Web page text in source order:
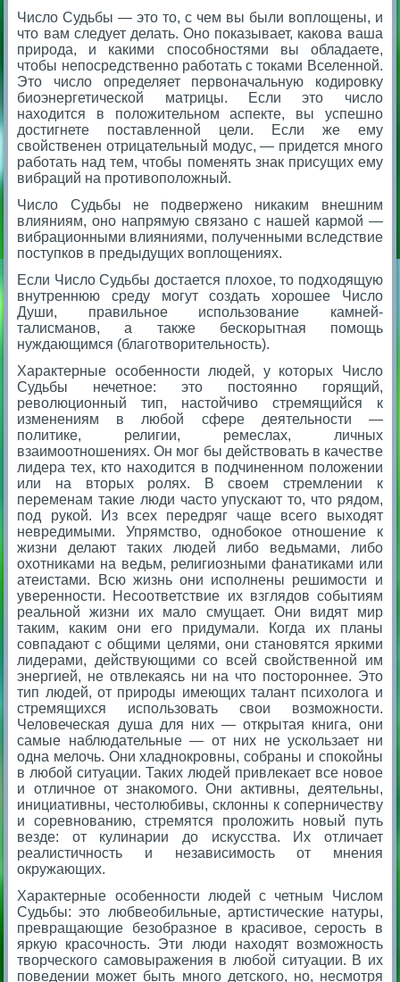
Число Судьбы — это то, с чем вы были воплощены, и
что вам следует делать. Оно показывает, какова ваша
природа, и какими способностями вы обладаете,
чтобы непосредственно работать с токами Вселенной.
Это число определяет первоначальную кодировку
биоэнергетической матрицы. Если это число
находится в положительном аспекте, вы успешно
достигнете поставленной цели. Если же ему
свойственен отрицательный модус, — придется много
работать над тем, чтобы поменять знак присущих ему
вибраций на противоположный.
Число Судьбы не подвержено никаким внешним
влияниям, оно напрямую связано с нашей кармой —
вибрационными влияниями, полученными вследствие
поступков в предыдущих воплощениях.
Если Число Судьбы достается плохое, то подходящую
внутреннюю среду могут создать хорошее Число
Души, правильное использование камней-
талисманов, а также бескорытная помощь
нуждающимся (благотворительность).
Характерные особенности людей, у которых Число
Судьбы нечетное: это постоянно горящий,
революционный тип, настойчиво стремящийся к
изменениям в любой сфере деятельности —
политике, религии, ремеслах, личных
взаимоотношениях. Он мог бы действовать в качестве
лидера тех, кто находится в подчиненном положении
или на вторых ролях. В своем стремлении к
переменам такие люди часто упускают то, что рядом,
под рукой. Из всех передряг чаще всего выходят
невредимыми. Упрямство, однобокое отношение к
жизни делают таких людей либо ведьмами, либо
охотниками на ведьм, религиозными фанатиками или
атеистами. Всю жизнь они исполнены решимости и
уверенности. Несоответствие их взглядов событиям
реальной жизни их мало смущает. Они видят мир
таким, каким они его придумали. Когда их планы
совпадают с общими целями, они становятся яркими
лидерами, действующими со всей свойственной им
энергией, не отвлекаясь ни на что постороннее. Это
тип людей, от природы имеющих талант психолога и
стремящихся использовать свои возможности.
Человеческая душа для них — открытая книга, они
самые наблюдательные — от них не ускользает ни
одна мелочь. Они хладнокровны, собраны и спокойны
в любой ситуации. Таких людей привлекает все новое
и отличное от знакомого. Они активны, деятельны,
инициативны, честолюбивы, склонны к соперничеству
и соревнованию, стремятся проложить новый путь
везде: от кулинарии до искусства. Их отличает
реалистичность и независимость от мнения
окружающих.
Характерные особенности людей с четным Числом
Судьбы: это любвеобильные, артистические натуры,
превращающие безобразное в красивое, серость в
яркую красочность. Эти люди находят возможность
творческого самовыражения в любой ситуации. В их
поведении может быть много детского, но, несмотря